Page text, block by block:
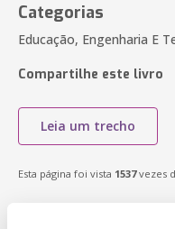
Categorias
Educação, Engenharia E
Compartilhe este livro
Leia um trecho
Esta página foi vista 1537vezes